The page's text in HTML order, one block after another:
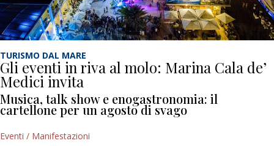
TURISMO DAL MARE
Gli eventi in riva al molo: Marina Cala de’
Medici invita
Musica, talk show e enogastronomia: il
cartellone per un agosto di svago
Eventi / Manifestazioni